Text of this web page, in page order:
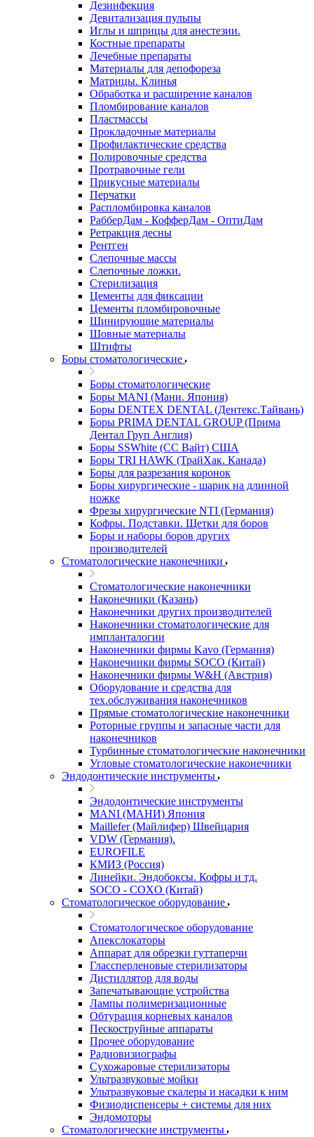
Дезинфекция
Девитализация пульпы
Иглы и шприцы для анестезии.
Костные препараты
Лечебные препараты
Материалы для депофореза
Матрицы. Клинья
Обработка и расширение каналов
Пломбирование каналов
Пластмассы
Прокладочные материалы
Профилактические средства
Полировочные средства
Протравочные гели
Прикусные материалы
Перчатки
Распломбировка каналов
РабберДам - КофферДам - ОптиДам
Ретракция десны
Рентген
Слепочные массы
Слепочные ложки.
Стерилизация
Цементы для фиксации
Цементы пломбировочные
Шинирующие материалы
Шовные материалы
Штифты
Боры стоматологические
Боры стоматологические
Боры MANI (Мани. Япония)
Боры DENTEX DENTAL (Дентекс.Тайвань)
Боры PRIMA DENTAL GROUP (Прима
Дентал Груп Англия)
Боры SSWhite (СС Вайт) США
Боры TRI HAWK (ТрайХак. Канада)
Боры для разрезания коронок
Боры хирургические - шарик на длинной
ножке
Фрезы хирургические NTI (Германия)
Кофры. Подставки. Щетки для боров
Боры и наборы боров других
производителей
Стоматологические наконечники
Стоматологические наконечники
Наконечники (Казань)
Наконечники других производителей
Наконечники стоматологические для
импланталогии
Наконечники фирмы Kavo (Германия)
Наконечники фирмы SOCO (Китай)
Наконечники фирмы W&H (Австрия)
Оборудование и средства для
тех.обслуживания наконечников
Прямые стоматологические наконечники
Роторные группы и запасные части для
наконечников
Турбинные стоматологические наконечники
Угловые стоматологические наконечники
Эндодонтические инструменты
Эндодонтические инструменты
MANI (МАНИ) Япония
Maillefer (Майлифер) Швейцария
VDW (Германия).
EUROFILE
КМИЗ (Россия)
Линейки. Эндобоксы. Кофры и тд.
SOCO - COXO (Китай)
Стоматологическое оборудование
Стоматологическое оборудование
Апекслокаторы
Аппарат для обрезки гуттаперчи
Глассперленовые стерилизаторы
Дистиллятор для воды
Запечатывающие устройства
Лампы полимеризационные
Обтурация корневых каналов
Пескоструйные аппараты
Прочее оборудование
Радиовизиографы
Сухожаровые стерилизаторы
Ультразвуковые мойки
Ультразвуковые скалеры и насадки к ним
Физиодиспенсеры + системы для них
Эндомоторы
Стоматологические инструменты